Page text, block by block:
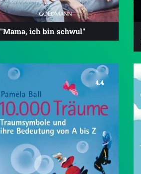
"Mama, ich bin schwul"
4.4